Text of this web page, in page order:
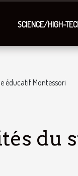
SCIENCE/HIGH-
éducatif Montessori
du